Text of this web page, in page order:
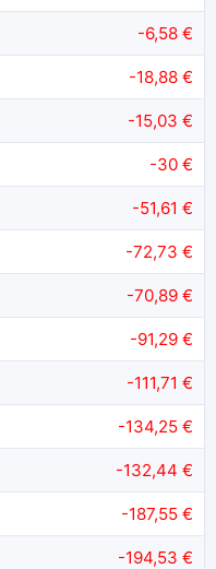
-6,58 €
-18,88 €
-15,03 €
-30 €
-51,61 €
-72,73 €
-70,89 €
-91,29 €
-111,71 €
-134,25 €
-132,44 €
-187,55 €
-194,53 €